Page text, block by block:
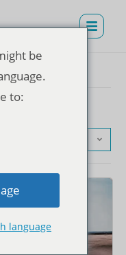
be
to:
language